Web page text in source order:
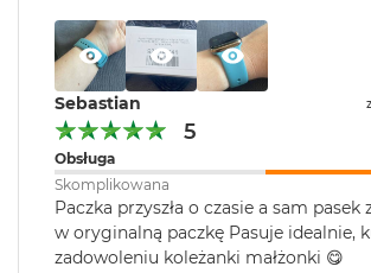
c
B
o
o
k
A
i
r
1
5
W
Sebastian
5
Obsługa
Skomplikowana
Paczka przyszła o czasie a sam pasek
w oryginalną paczkę Pasuje idealnie,
zadowoleniu koleżanki małżonki 😋